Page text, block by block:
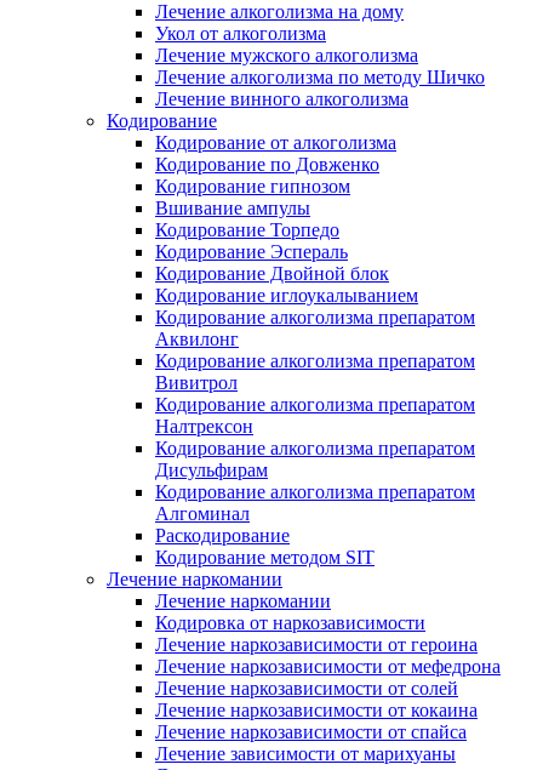
Лечение алкоголизма на дому
Укол от алкоголизма
Лечение мужского алкоголизма
Лечение алкоголизма по методу Шичко
Лечение винного алкоголизма
Кодирование
Кодирование от алкоголизма
Кодирование по Довженко
Кодирование гипнозом
Вшивание ампулы
Кодирование Торпедо
Кодирование Эспераль
Кодирование Двойной блок
Кодирование иглоукалыванием
Кодирование алкоголизма препаратом
Аквилонг
Кодирование алкоголизма препаратом
Вивитрол
Кодирование алкоголизма препаратом
Налтрексон
Кодирование алкоголизма препаратом
Дисульфирам
Кодирование алкоголизма препаратом
Алгоминал
Раскодирование
Кодирование методом SIT
Лечение наркомании
Лечение наркомании
Кодировка от наркозависимости
Лечение наркозависимости от героина
Лечение наркозависимости от мефедрона
Лечение наркозависимости от солей
Лечение наркозависимости от кокаина
Лечение наркозависимости от спайса
Лечение зависимости от марихуаны